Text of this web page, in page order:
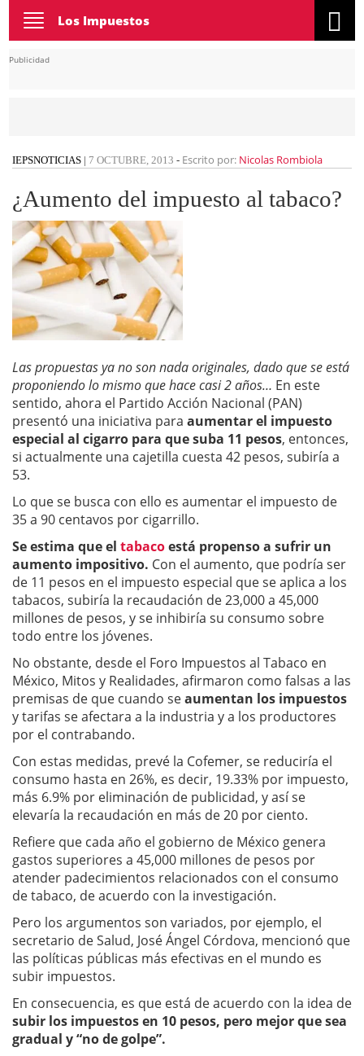
Toggle
navigation
Los Impuestos
Publicidad
IEPSNOTICIAS | 7 OCTUBRE, 2013 - Escrito por: Nicolas Rombiola
¿Aumento del impuesto al tabaco?
Las propuestas ya no son nada originales, dado que se está
proponiendo lo mismo que hace casi 2 años… En este
sentido, ahora el Partido Acción Nacional (PAN)
presentó una iniciativa para aumentar el impuesto
especial al cigarro para que suba 11 pesos, entonces,
si actualmente una cajetilla cuesta 42 pesos, subiría a
53.
Lo que se busca con ello es aumentar el impuesto de
35 a 90 centavos por cigarrillo.
Se estima que el tabacoestá propenso a sufrir un
aumento impositivo. Con el aumento, que podría ser
de 11 pesos en el impuesto especial que se aplica a los
tabacos, subiría la recaudación de 23,000 a 45,000
millones de pesos, y se inhibiría su consumo sobre
todo entre los jóvenes.
No obstante, desde el Foro Impuestos al Tabaco en
México, Mitos y Realidades, afirmaron como falsas a las
premisas de que cuando seaumentan los impuestos
y tarifas se afectara a la industria y a los productores
por el contrabando.
Con estas medidas, prevé la Cofemer, se reduciría el
consumo hasta en 26%, es decir, 19.33% por impuesto,
más 6.9% por eliminación de publicidad, y así se
elevaría la recaudación en más de 20 por ciento.
Refiere que cada año el gobierno de México genera
gastos superiores a 45,000 millones de pesos por
atender padecimientos relacionados con el consumo
de tabaco, de acuerdo con la investigación.
Pero los argumentos son variados, por ejemplo, el
secretario de Salud, José Ángel Córdova, mencionó que
las políticas públicas más efectivas en el mundo es
subir impuestos.
En consecuencia, es que está de acuerdo con la idea de
subir los impuestos en 10 pesos, pero mejor que sea
gradual y “no de golpe”.